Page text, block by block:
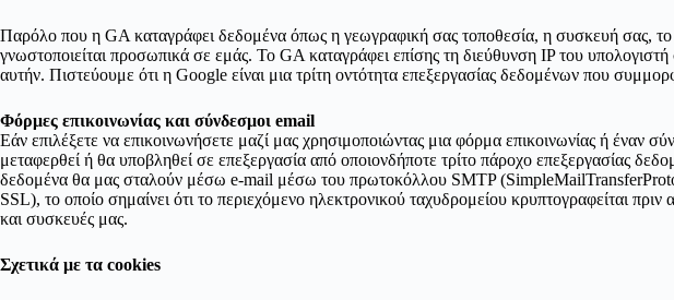
Παρόλο που η GA καταγράφει δεδομένα όπως η γεωγραφική σας τοποθεσία, η συσκευή σας, το
γνωστοποιείται προσωπικά σε εμάς. Το GA καταγράφει επίσης τη διεύθυνση IP του
αυτήν. Πιστεύουμε ότι η Google είναι μια τρίτη οντότητα επεξεργασίας δεδομένων που
Φόρμες επικοινωνίας και σύνδεσμοι email
Εάν επιλέξετε να επικοινωνήσετε μαζί μας χρησιμοποιώντας μια φόρμα επικοινωνίας ή
μεταφερθεί ή θα υποβληθεί σε επεξεργασία από οποιονδήποτε τρίτο πάροχο επεξεργασίας
δεδομένα θα μας σταλούν μέσω e-mail μέσω του πρωτοκόλλου SMTP
SSL), το οποίο σημαίνει ότι το περιεχόμενο ηλεκτρονικού ταχυδρομείου κρυπτογραφείται
και συσκευές μας.
Σχετικά με τα cookies